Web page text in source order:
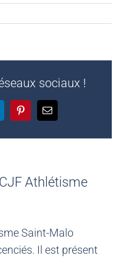
sociaux !
PinterestEmail
CJF Athlétisme
Saint-Malo
Il est présent